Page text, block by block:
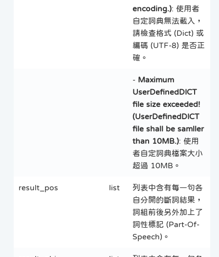
encoding.): 使用者
自定詞典無法載入，
請檢查格式 (Dict) 或
編碼 (UTF-8) 是否正
確。
- Maximum
UserDefinedDICT
file size exceeded!
(UserDefinedDICT
file shall be samller
than 10MB.): 使用
者自定詞典檔案大小
超過 10MB。
result_pos list
列表中含有每一句各
自分開的斷詞結果，
詞組前後另外加上了
詞性標記 (Part-Of-
Speech)。